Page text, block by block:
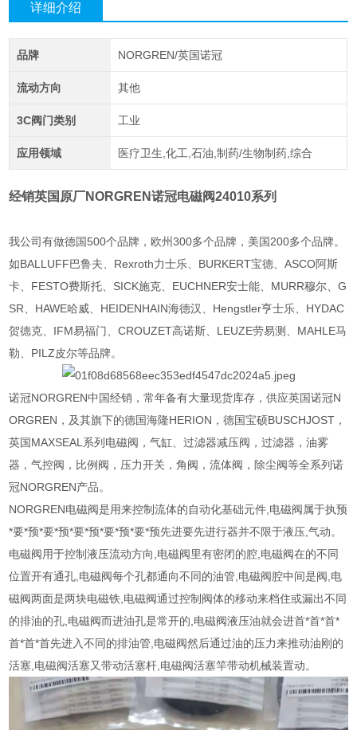
详细介绍
品牌 NORGREN/英国诺冠
流动方向 其他
3C阀门类别 工业
应用领域 医疗卫生,化工,石油,制药/生物制药,综合
经销英国原厂NORGREN诺冠电磁阀24010系列
我公司有做德国500个品牌，欧州300多个品牌，美国200多个品牌。
如BALLUFF巴鲁夫、Rexroth力士乐、BURKERT宝德、ASCO阿斯
卡、FESTO费斯托、SICK施克、EUCHNER安士能、MURR穆尔、G
SR、HAWE哈威、HEIDENHAIN海德汉、Hengstler亨士乐、HYDAC
贺德克、IFM易福门、CROUZET高诺斯、LEUZE劳易测、MAHLE马
勒、PILZ皮尔等品牌。
诺冠NORGREN中国经销，常年备有大量现货库存，供应英国诺冠N
ORGREN，及其旗下的德国海隆HERION，德国宝硕BUSCHJOST，
英国MAXSEAL系列电磁阀，气缸、过滤器减压阀，过滤器，油雾
器，气控阀，比例阀，压力开关，角阀，流体阀，除尘阀等全系列诺
冠NORGREN产品。
NORGREN电磁阀是用来控制流体的自动化基础元件,电磁阀属于执预
*要*预*要*预*要*预*要*预*要*预先进要先进行器并不限于液压,气动。
电磁阀用于控制液压流动方向,电磁阀里有密闭的腔,电磁阀在的不同
位置开有通孔,电磁阀每个孔都通向不同的油管,电磁阀腔中间是阀,电
磁阀两面是两块电磁铁,电磁阀通过控制阀体的移动来档住或漏出不同
的排油的孔,电磁阀而进油孔是常开的,电磁阀液压油就会进首*首*首*
首*首*首先进入不同的排油管,电磁阀然后通过油的压力来推动油刚的
活塞,电磁阀活塞又带动活塞杆,电磁阀活塞竿带动机械装置动。